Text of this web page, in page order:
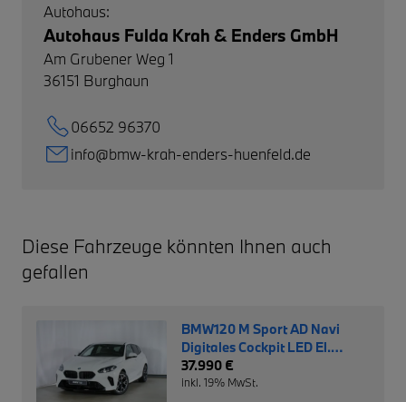
Autohaus:
Autohaus Fulda Krah & Enders GmbH
Am Grubener Weg 1
36151 Burghaun
06652 96370
info@bmw-krah-enders-huenfeld.de
Diese Fahrzeuge könnten Ihnen auch
gefallen
BMW120 M Sport AD Navi
Digitales Cockpit LED El.
Heckklappe Apple CarPlay
37.990 €
inkl. 19% MwSt.